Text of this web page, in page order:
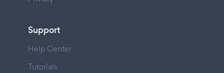
Support
Help Center
Tutorials